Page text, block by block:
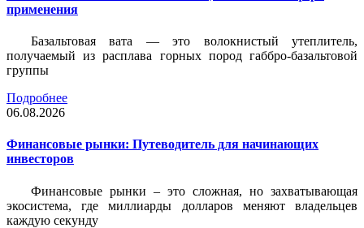
применения
Базальтовая вата — это волокнистый утеплитель,
получаемый из расплава горных пород габбро-базальтовой
группы
Подробнее
06.08.2026
Финансовые рынки: Путеводитель для начинающих
инвесторов
Финансовые рынки – это сложная, но захватывающая
экосистема, где миллиарды долларов меняют владельцев
каждую секунду